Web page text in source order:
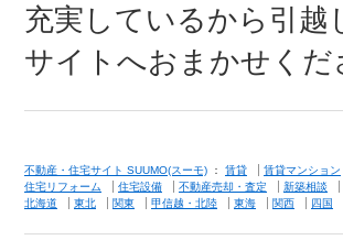
充実しているから引越
サイトへおまかせくだ
不動産・住宅サイト SUUMO(スーモ) ： 賃貸 賃貸マンション
住宅リフォーム
住宅設備 不動産売却・査定 新築相談
北海道
東北 関東 甲信越・北陸 東海 関西 四国